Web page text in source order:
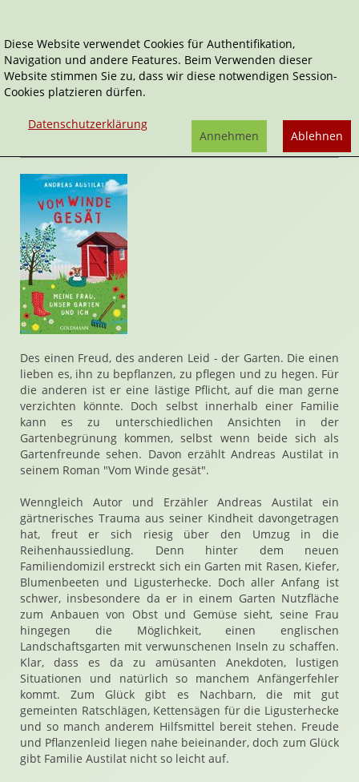
Home Belletristik Vom Winde gesät
Vom Winde gesät
Rezension von Janett Cernohuby | 25. September 2015
Des einen Freud, des anderen Leid - der Garten. Die einen
lieben es, ihn zu bepflanzen, zu pflegen und zu hegen. Für
die anderen ist er eine lästige Pflicht, auf die man gerne
verzichten könnte. Doch selbst innerhalb einer Familie
kann es zu unterschiedlichen Ansichten in der
Gartenbegrünung kommen, selbst wenn beide sich als
Gartenfreunde sehen. Davon erzählt Andreas Austilat in
seinem Roman "Vom Winde gesät".
Wenngleich Autor und Erzähler Andreas Austilat ein
gärtnerisches Trauma aus seiner Kindheit davongetragen
hat, freut er sich riesig über den Umzug in die
Reihenhaussiedlung. Denn hinter dem neuen
Familiendomizil erstreckt sich ein Garten mit Rasen, Kiefer,
Blumenbeeten und Ligusterhecke. Doch aller Anfang ist
schwer, insbesondere da er in einem Garten Nutzfläche
zum Anbauen von Obst und Gemüse sieht, seine Frau
hingegen die Möglichkeit, einen englischen
Landschaftsgarten mit verwunschenen Inseln zu schaffen.
Klar, dass es da zu amüsanten Anekdoten, lustigen
Situationen und natürlich so manchem Anfängerfehler
kommt. Zum Glück gibt es Nachbarn, die mit gut
gemeinten Ratschlägen, Kettensägen für die Ligusterhecke
und so manch anderem Hilfsmittel bereit stehen. Freude
und Pflanzenleid liegen nahe beieinander, doch zum Glück
gibt Familie Austilat nicht so leicht auf.
Diese Website verwendet Cookies für Authentifikation,
Navigation und andere Features. Beim Verwenden dieser
Website stimmen Sie zu, dass wir diese notwendigen Session-
Cookies platzieren dürfen.
Datenschutzerklärung
Ablehnen
Annehmen